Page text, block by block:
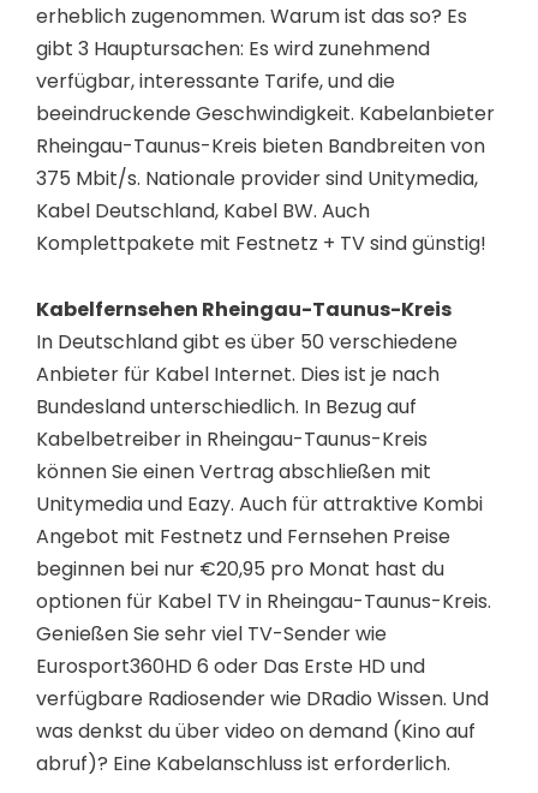
erheblich zugenommen. Warum ist das so? Es
gibt 3 Hauptursachen: Es wird zunehmend
verfügbar, interessante Tarife, und die
beeindruckende Geschwindigkeit. Kabelanbieter
Rheingau-Taunus-Kreis bieten Bandbreiten von
375 Mbit/s. Nationale provider sind Unitymedia,
Kabel Deutschland, Kabel BW. Auch
Komplettpakete mit Festnetz + TV sind günstig!
Kabelfernsehen Rheingau-Taunus-Kreis
In Deutschland gibt es über 50 verschiedene
Anbieter für Kabel Internet. Dies ist je nach
Bundesland unterschiedlich. In Bezug auf
Kabelbetreiber in Rheingau-Taunus-Kreis
können Sie einen Vertrag abschließen mit
Unitymedia und Eazy. Auch für attraktive Kombi
Angebot mit Festnetz und Fernsehen Preise
beginnen bei nur €20,95 pro Monat hast du
optionen für Kabel TV in Rheingau-Taunus-Kreis.
Genießen Sie sehr viel TV-Sender wie
Eurosport360HD 6 oder Das Erste HD und
verfügbare Radiosender wie DRadio Wissen. Und
was denkst du über video on demand (Kino auf
abruf)? Eine Kabelanschluss ist erforderlich.